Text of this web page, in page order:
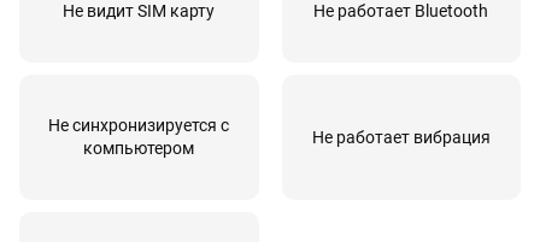
Замена/восстановление ПО
Ремонт клавиатурного блока
Ремонт приёмо-передающего тракта
Не видит SIM карту Не работает Bluetooth
Не синхронизируется с
компьютером
Не работает вибрация